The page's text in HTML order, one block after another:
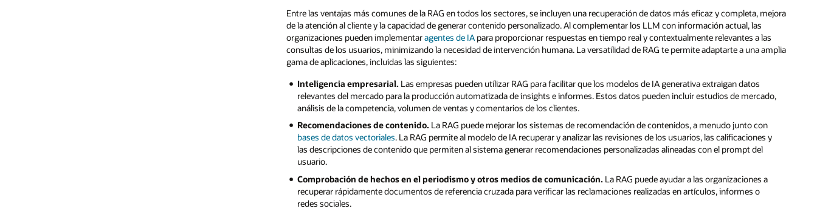
Entre las ventajas más comunes de la RAG en todos los sectores, se incluyen una recuperación de datos más eficaz y completa, mejora
de la atención al cliente y la capacidad de generar contenido personalizado. Al complementar los LLM con información actual, las
organizaciones pueden implementaragentes de IApara proporcionar respuestas en tiempo real y contextualmente relevantes a las
consultas de los usuarios, minimizando la necesidad de intervención humana. La versatilidad de RAG te permite adaptarte a una amplia
gama de aplicaciones, incluidas las siguientes:
Inteligencia empresarial. Las empresas pueden utilizar RAG para facilitar que los modelos de IA generativa extraigan datos
relevantes del mercado para la producción automatizada de insights e informes. Estos datos pueden incluir estudios de mercado,
análisis de la competencia, volumen de ventas y comentarios de los clientes.
Recomendaciones de contenido. La RAG puede mejorar los sistemas de recomendación de contenidos, a menudo junto con
bases de datos vectoriales. La RAG permite al modelo de IA recuperar y analizar las revisiones de los usuarios, las calificaciones y
las descripciones de contenido que permiten al sistema generar recomendaciones personalizadas alineadas con el prompt del
usuario.
Comprobación de hechos en el periodismo y otros medios de comunicación. La RAG puede ayudar a las organizaciones a
recuperar rápidamente documentos de referencia cruzada para verificar las reclamaciones realizadas en artículos, informes o
redes sociales.